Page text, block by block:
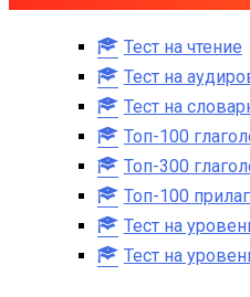
Тест на чтение
Тест на
Тест на
Топ-100
Топ-300
Топ-100
Тест на
Тест на